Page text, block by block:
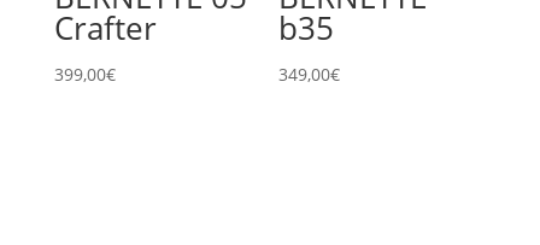
Crafter
399,00€
b35
349,00€